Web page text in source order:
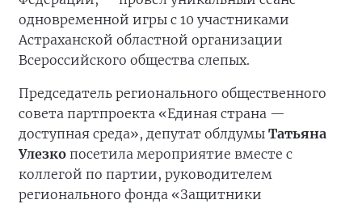
одновременной игры с 10 участниками
Астраханской областной организации
Всероссийского общества слепых.
Председатель регионального общественного
совета партпроекта «Единая страна —
доступная среда», депутат облдумы Татьяна
Улезко посетила мероприятие вместе с
коллегой по партии, руководителем
регионального фонда «Защитники